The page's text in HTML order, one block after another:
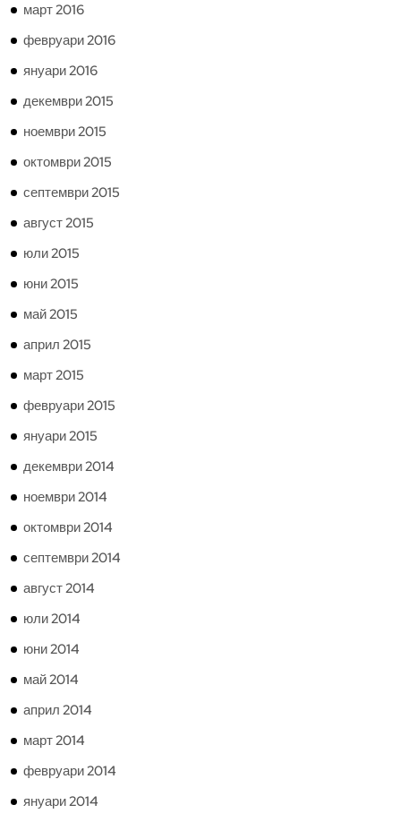
март 2016
февруари 2016
януари 2016
декември 2015
ноември 2015
октомври 2015
септември 2015
август 2015
юли 2015
юни 2015
май 2015
април 2015
март 2015
февруари 2015
януари 2015
декември 2014
ноември 2014
октомври 2014
септември 2014
август 2014
юли 2014
юни 2014
май 2014
април 2014
март 2014
февруари 2014
януари 2014